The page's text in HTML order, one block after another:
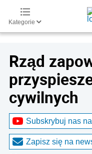
Kategorie
Rząd
cywilnych
Subskrybuj nas
Zapisz się na